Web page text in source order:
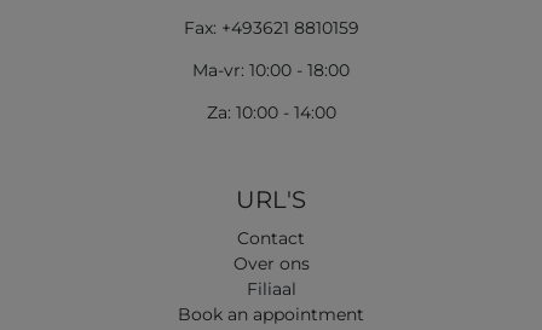
Fax: +493621 8810159
Ma-vr: 10:00 - 18:00
Za: 10:00 - 14:00
URL'S
Contact
Over ons
Filiaal
Book an appointment